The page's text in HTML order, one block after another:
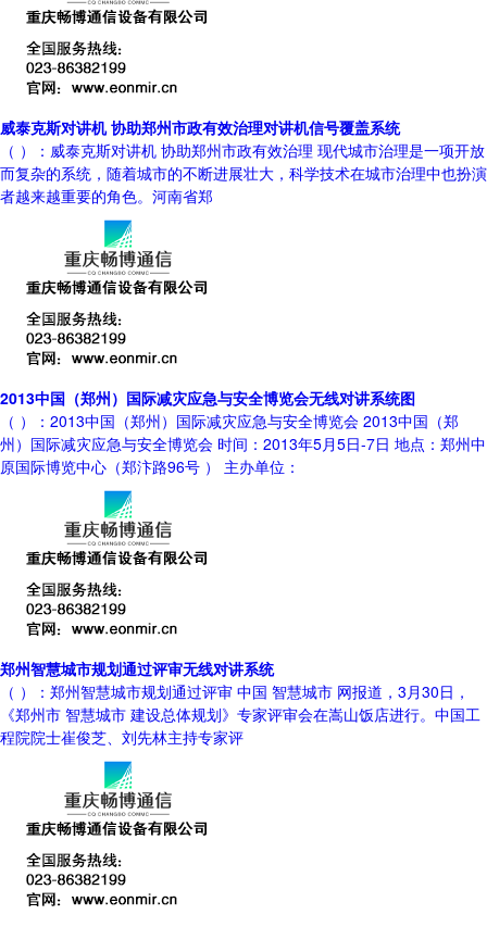
威泰克斯对讲机 协助郑州市政有效治理对讲机信号覆盖系统
（ ）：威泰克斯对讲机 协助郑州市政有效治理 现代城市治理是一项开放
而复杂的系统，随着城市的不断进展壮大，科学技术在城市治理中也扮演
者越来越重要的角色。河南省郑
2013中国（郑州）国际减灾应急与安全博览会无线对讲系统图
（ ）：2013中国（郑州）国际减灾应急与安全博览会 2013中国（郑
州）国际减灾应急与安全博览会 时间：2013年5月5日-7日 地点：郑州中
原国际博览中心（郑汴路96号 ） 主办单位：
郑州智慧城市规划通过评审无线对讲系统
（ ）：郑州智慧城市规划通过评审 中国 智慧城市 网报道，3月30日，
《郑州市 智慧城市 建设总体规划》专家评审会在嵩山饭店进行。中国工
程院院士崔俊芝、刘先林主持专家评